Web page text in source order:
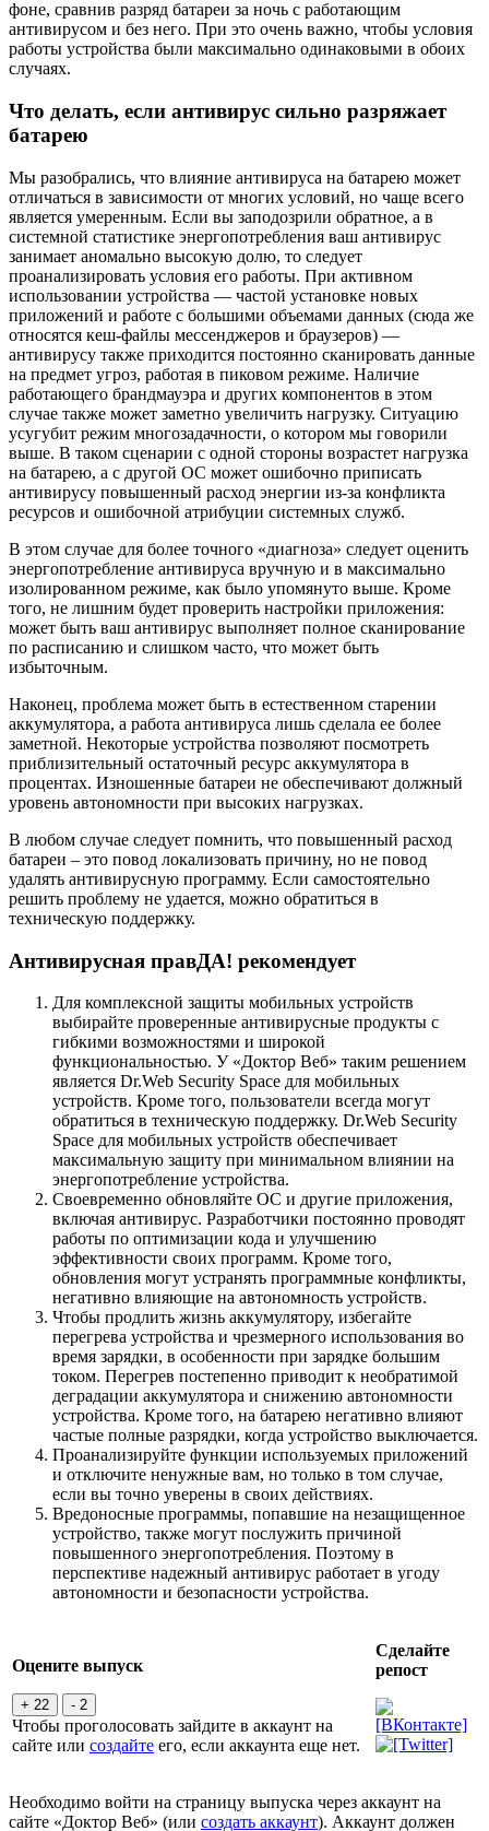
фоне, сравнив разряд батареи за ночь с работающим
антивирусом и без него. При это очень важно, чтобы условия
работы устройства были максимально одинаковыми в обоих
случаях.
Что делать, если антивирус сильно разряжает
батарею
Мы разобрались, что влияние антивируса на батарею может
отличаться в зависимости от многих условий, но чаще всего
является умеренным. Если вы заподозрили обратное, а в
системной статистике энергопотребления ваш антивирус
занимает аномально высокую долю, то следует
проанализировать условия его работы. При активном
использовании устройства — частой установке новых
приложений и работе с большими объемами данных (сюда же
относятся кеш-файлы мессенджеров и браузеров) —
антивирусу также приходится постоянно сканировать данные
на предмет угроз, работая в пиковом режиме. Наличие
работающего брандмауэра и других компонентов в этом
случае также может заметно увеличить нагрузку. Ситуацию
усугубит режим многозадачности, о котором мы говорили
выше. В таком сценарии с одной стороны возрастет нагрузка
на батарею, а с другой ОС может ошибочно приписать
антивирусу повышенный расход энергии из-за конфликта
ресурсов и ошибочной атрибуции системных служб.
В этом случае для более точного «диагноза» следует оценить
энергопотребление антивируса вручную и в максимально
изолированном режиме, как было упомянуто выше. Кроме
того, не лишним будет проверить настройки приложения:
может быть ваш антивирус выполняет полное сканирование
по расписанию и слишком часто, что может быть
избыточным.
Наконец, проблема может быть в естественном старении
аккумулятора, а работа антивируса лишь сделала ее более
заметной. Некоторые устройства позволяют посмотреть
приблизительный остаточный ресурс аккумулятора в
процентах. Изношенные батареи не обеспечивают должный
уровень автономности при высоких нагрузках.
В любом случае следует помнить, что повышенный расход
батареи – это повод локализовать причину, но не повод
удалять антивирусную программу. Если самостоятельно
решить проблему не удается, можно обратиться в
техническую поддержку.
Антивирусная правДА! рекомендует
Для комплексной защиты мобильных устройств
выбирайте проверенные антивирусные продукты с
гибкими возможностями и широкой
функциональностью. У «Доктор Веб» таким решением
является Dr.Web Security Space для мобильных
устройств. Кроме того, пользователи всегда могут
обратиться в техническую поддержку. Dr.Web Security
Space для мобильных устройств обеспечивает
максимальную защиту при минимальном влиянии на
энергопотребление устройства.
Своевременно обновляйте ОС и другие приложения,
включая антивирус. Разработчики постоянно проводят
работы по оптимизации кода и улучшению
эффективности своих программ. Кроме того,
обновления могут устранять программные конфликты,
негативно влияющие на автономность устройств.
Чтобы продлить жизнь аккумулятору, избегайте
перегрева устройства и чрезмерного использования во
время зарядки, в особенности при зарядке большим
током. Перегрев постепенно приводит к необратимой
деградации аккумулятора и снижению автономности
устройства. Кроме того, на батарею негативно влияют
частые полные разрядки, когда устройство выключается.
Проанализируйте функции используемых приложений
и отключите ненужные вам, но только в том случае,
если вы точно уверены в своих действиях.
Вредоносные программы, попавшие на незащищенное
устройство, также могут послужить причиной
повышенного энергопотребления. Поэтому в
перспективе надежный антивирус работает в угоду
автономности и безопасности устройства.
Оцените выпуск
+ 22 - 2
Чтобы проголосовать зайдите в аккаунт на
сайте или создайте его, если аккаунта еще нет.
Сделайте
репост
Необходимо войти на страницу выпуска через аккаунт на
сайте «Доктор Веб» (или создать аккаунт). Аккаунт должен